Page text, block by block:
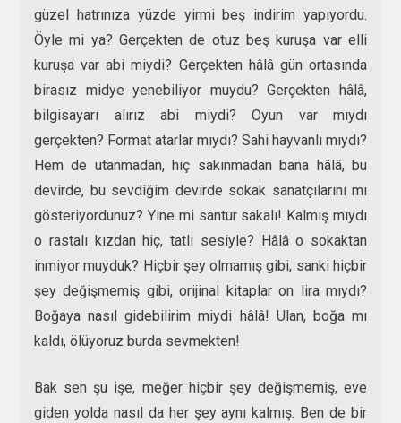
güzel hatrınıza yüzde yirmi beş indirim yapıyordu.
Öyle mi ya? Gerçekten de otuz beş kuruşa var elli
kuruşa var abi miydi? Gerçekten hâlâ gün ortasında
birasız midye yenebiliyor muydu? Gerçekten hâlâ,
bilgisayarı alırız abi miydi? Oyun var mıydı
gerçekten? Format atarlar mıydı? Sahi hayvanlı mıydı?
Hem de utanmadan, hiç sakınmadan bana hâlâ, bu
devirde, bu sevdiğim devirde sokak sanatçılarını mı
gösteriyordunuz? Yine mi santur sakalı! Kalmış mıydı
o rastalı kızdan hiç, tatlı sesiyle? Hâlâ o sokaktan
inmiyor muyduk? Hiçbir şey olmamış gibi, sanki hiçbir
şey değişmemiş gibi, orijinal kitaplar on lira mıydı?
Boğaya nasıl gidebilirim miydi hâlâ! Ulan, boğa mı
kaldı, ölüyoruz burda sevmekten!
Bak sen şu işe, meğer hiçbir şey değişmemiş, eve
giden yolda nasıl da her şey aynı kalmış. Ben de bir